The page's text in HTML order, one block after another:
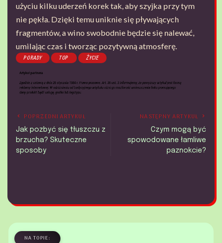
użyciu kilku uderzeń korek tak, aby szyjka przy tym
nie pękła. Dzięki temu uniknie się pływających
fragmentów, a wino swobodnie będzie się nalewać,
umilając czas i tworząc pozytywną atmosferę.
PORADY
TOP ŻYCIE
POPRZEDNI ARTYKUŁ
Jak pozbyć się tłuszczu z
brzucha? Skuteczne
sposoby
NASTĘPNY ARTYKUŁ
Czym mogą być
spowodowane łamliwe
paznokcie?
NA TOPIE: